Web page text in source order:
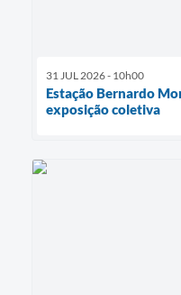
31 JUL 2026 - 10h00
Estação Bernardo
exposição coletiva